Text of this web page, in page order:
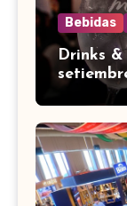
Bebidas
Drinks